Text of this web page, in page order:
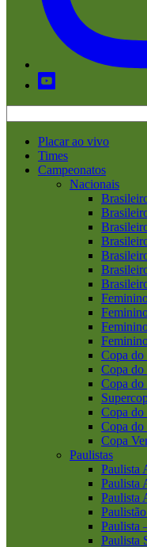
Placar ao vivo
Times
Campeonatos
Nacionais
Copa do
Copa
Copa
Copa do
Copa do
Copa
Paulistas
Paulista
Paulista
Paulista
Paulista
Paulista